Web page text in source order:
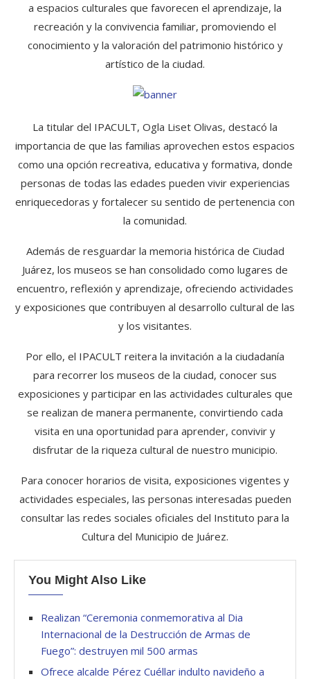
a espacios culturales que favorecen el aprendizaje, la
recreación y la convivencia familiar, promoviendo el
conocimiento y la valoración del patrimonio histórico y
artístico de la ciudad.
La titular del IPACULT, Ogla Liset Olivas, destacó la
importancia de que las familias aprovechen estos espacios
como una opción recreativa, educativa y formativa, donde
personas de todas las edades pueden vivir experiencias
enriquecedoras y fortalecer su sentido de pertenencia con
la comunidad.
Además de resguardar la memoria histórica de Ciudad
Juárez, los museos se han consolidado como lugares de
encuentro, reflexión y aprendizaje, ofreciendo actividades
y exposiciones que contribuyen al desarrollo cultural de las
y los visitantes.
Por ello, el IPACULT reitera la invitación a la ciudadanía
para recorrer los museos de la ciudad, conocer sus
exposiciones y participar en las actividades culturales que
se realizan de manera permanente, convirtiendo cada
visita en una oportunidad para aprender, convivir y
disfrutar de la riqueza cultural de nuestro municipio.
Para conocer horarios de visita, exposiciones vigentes y
actividades especiales, las personas interesadas pueden
consultar las redes sociales oficiales del Instituto para la
Cultura del Municipio de Juárez.
You Might Also Like
Realizan “Ceremonia conmemorativa al Dia
Internacional de la Destrucción de Armas de
Fuego”: destruyen mil 500 armas
Ofrece alcalde Pérez Cuéllar indulto navideño a